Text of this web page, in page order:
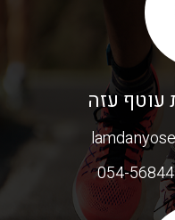
עוטף עזה